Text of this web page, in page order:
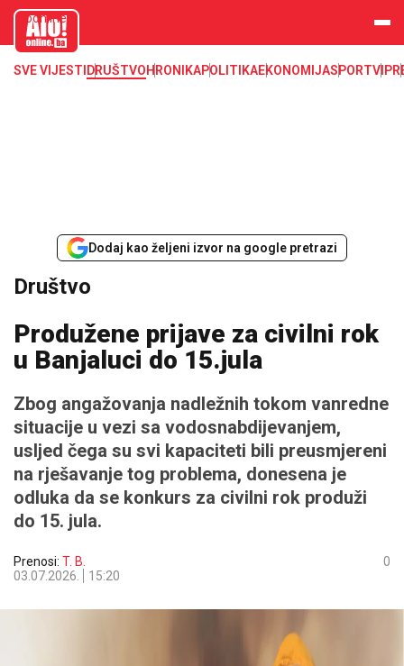
aloonline.b
SVE VIJESTI DRUŠTVOHRONIKAPOLITIKAEKONOMIJASPORTVIP
Dodaj kao željeni izvor na google pretrazi
Društvo
Produžene prijave za civilni rok
u Banjaluci do 15.jula
Zbog angažovanja nadležnih tokom vanredne
situacije u vezi sa vodosnabdijevanjem,
usljed čega su svi kapaciteti bili preusmjereni
na rješavanje tog problema, donesena je
odluka da se konkurs za civilni rok produži
do 15. jula.
Prenosi: T. B.
03.07.2026.
15:20
0